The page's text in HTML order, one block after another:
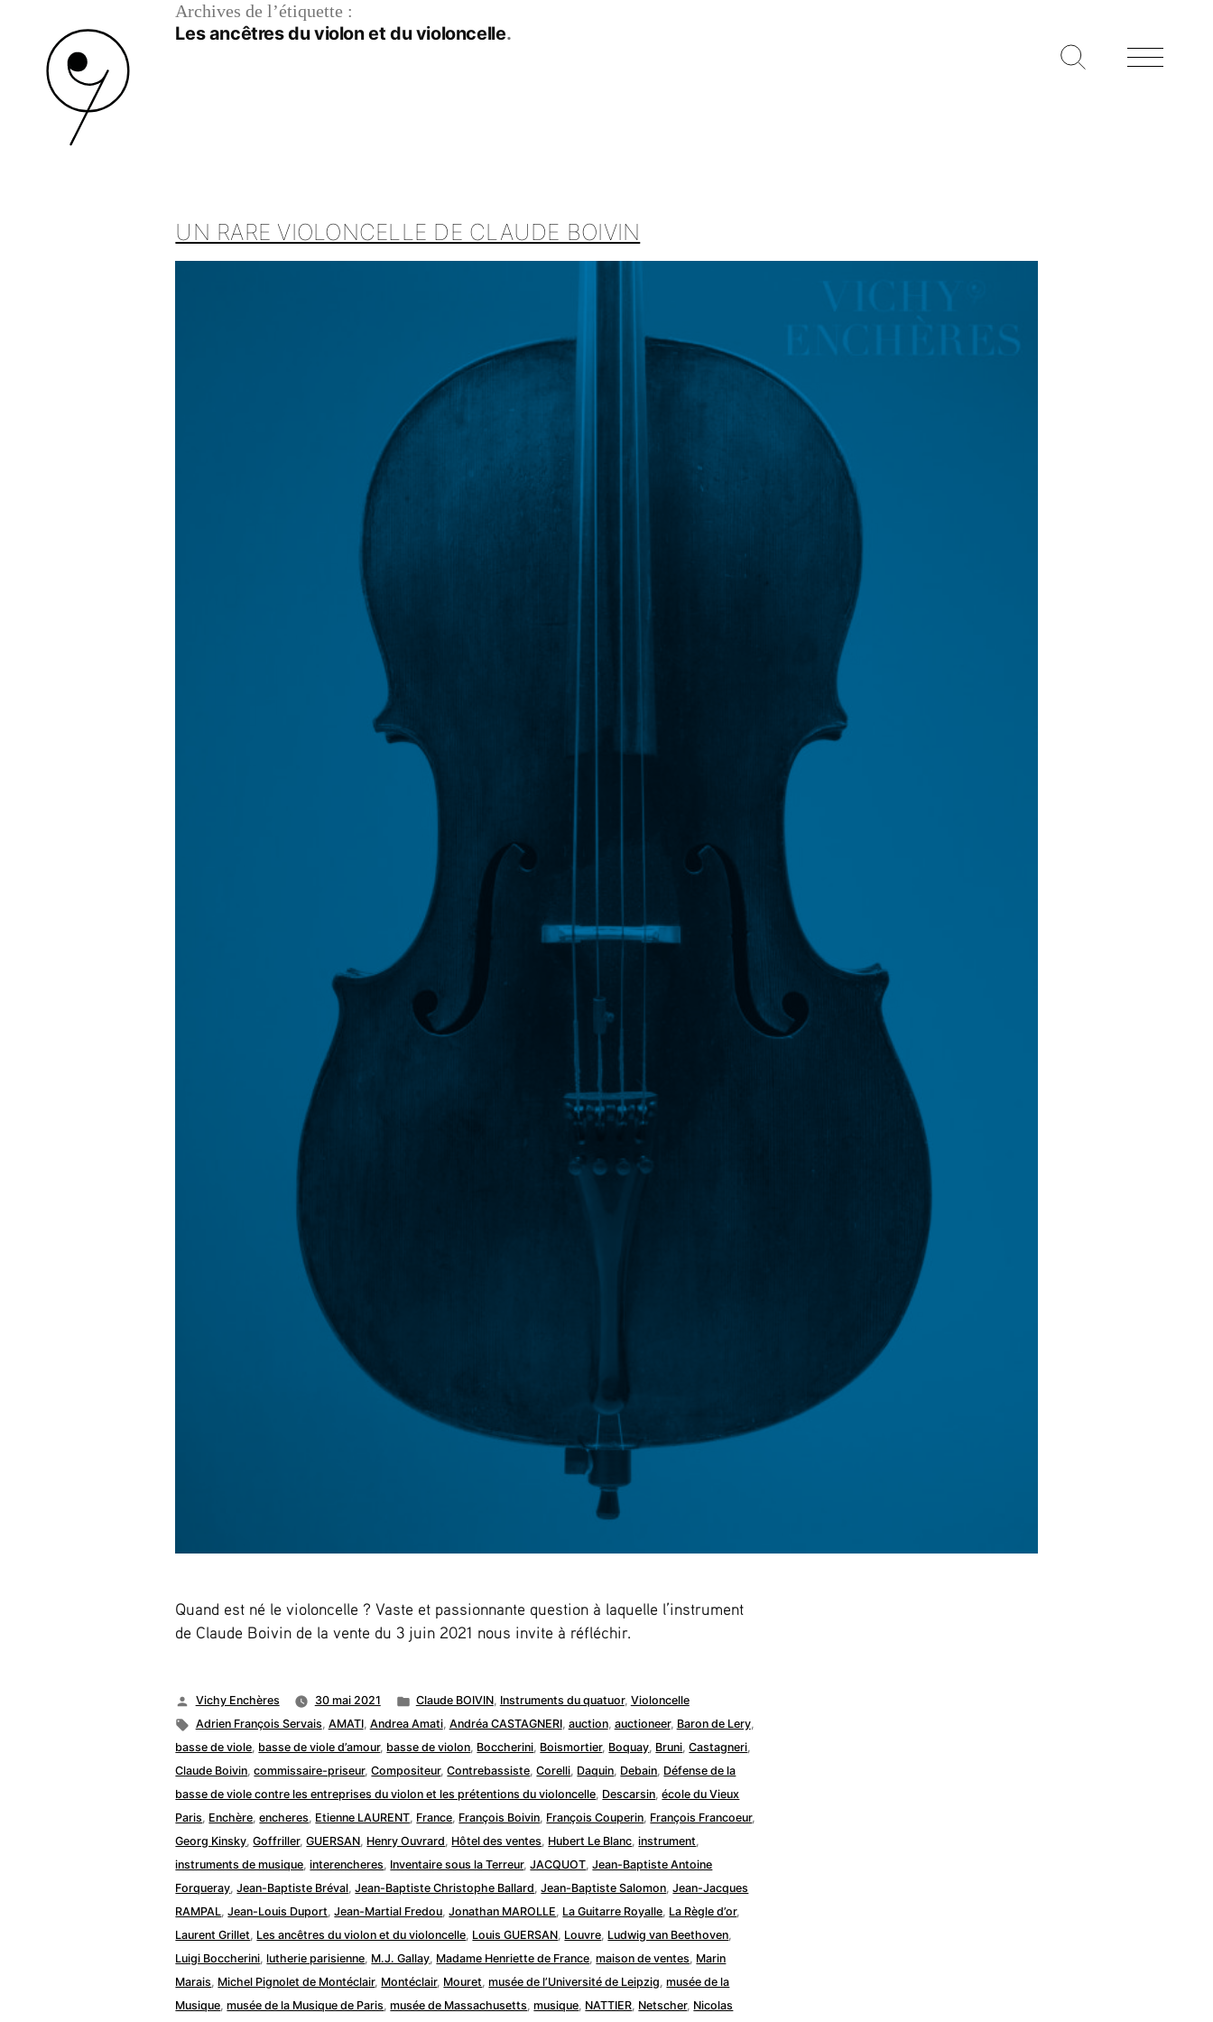
Archives de l’étiquette :
Les ancêtres du violon et du violoncelle
UN RARE VIOLONCELLE DE CLAUDE BOIVIN
Quand est né le violoncelle ? Vaste et passionnante question à laquelle l’instrument
de Claude Boivin de la vente du 3 juin 2021 nous invite à réfléchir.
Publié
par
Vichy Enchères 30 mai 2021
Publié
dans
Claude BOIVIN, Instruments du quatuor, Violoncelle
Étiquettes :
Adrien François Servais AMATI, Andrea Amati, Andréa CASTAGNERI, auction, auctioneer, Baron de Lery,
basse de viole basse de viole d’amour, basse de violon Boccherini Boismortier, Boquay Bruni ,Castagneri
Claude Boivin ,commissaire-priseur,Compositeur,Contrebassiste ,Corelli Daquin Debain Défense de la
basse de viole contre les entreprises du violon et les prétentions du violoncelle Descarsin ,école du Vieux
Paris Enchère ,encheres Etienne LAURENT France François Boivin François Couperin François Francoeur,
Georg Kinsky ,Goffriller,GUERSAN Henry Ouvrard Hôtel des ventes Hubert Le Blanc ,instrument
instruments de musique ,interencheres Inventaire sous la Terreur,JACQUOT ,Jean-Baptiste Antoine
Forqueray ,Jean-Baptiste Bréval ,Jean-Baptiste Christophe Ballard ,Jean-Baptiste Salomon ,Jean-Jacques
RAMPAL ,Jean-Louis Duport ,Jean-Martial Fredou ,Jonathan MAROLLE La Guitarre Royalle La Règle d’or,
Laurent Grillet Les ancêtres du violon et du violoncelle Louis GUERSAN Louvre Ludwig van Beethoven
Luigi Boccherini ,lutherie parisienne M.J. Gallay Madame Henriette de France ,maison de ventes Marin
Marais Michel Pignolet de Montéclair, Montéclair, Mouret ,musée de l’Université de Leipzig ,musée de la
Musique ,musée de la Musique de Paris ,musée de Massachusetts ,musique NATTIER Netscher, Nicolas